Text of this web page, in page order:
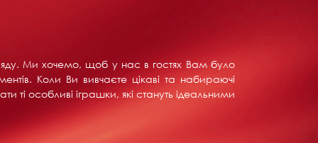
Ми хочемо, щоб у нас в гостях Вам було
Коли Ви вивчаєте цікаві та набираючі
ті особливі іграшки, які стануть ідеальними